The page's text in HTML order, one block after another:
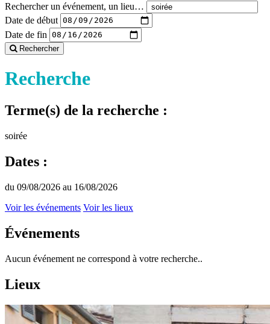
Rechercher un événement, un lieu…
Date de début
Date de fin
Rechercher
Recherche
Terme(s) de la recherche :
soirée
Dates :
du 09/08/2026 au 16/08/2026
Voir les événements Voir les lieux
Événements
Aucun événement ne correspond à votre recherche..
Lieux